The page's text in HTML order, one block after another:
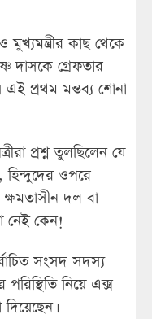
কাছ থেকে
দাসকে গ্রেফতার
প্রথম মন্তব্য শোনা
প্রশ্ন তুলছিলেন যে
হিন্দুদের ওপরে
দল বা
নেই কেন!
সংসদ সদস্য
পরিস্থিতি নিয়ে এক্স